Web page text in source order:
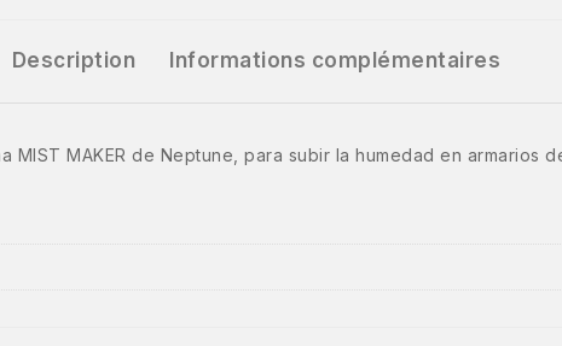
Description Informations complémentaires
MIST MAKER de Neptune, para subir la humedad en armarios